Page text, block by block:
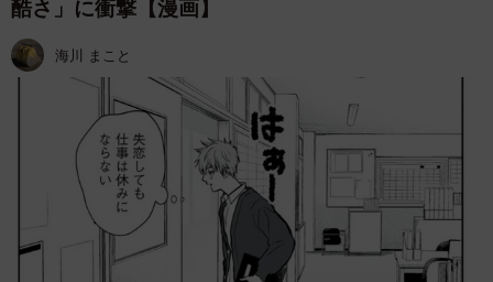
酷さ」に衝撃【漫画】
海川 まこと